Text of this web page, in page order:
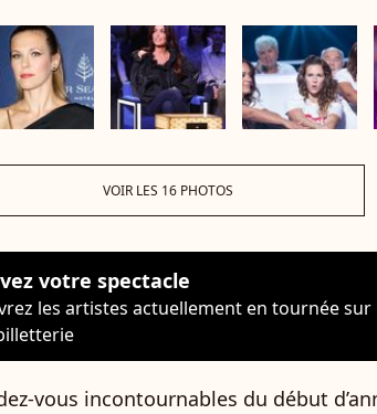
VOIR LES 16 PHOTOS
votre spectacle
les artistes actuellement en tournée sur
vous incontournables du début